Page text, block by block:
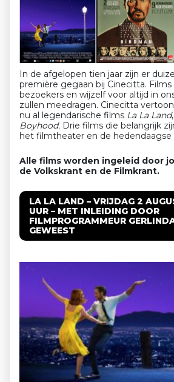
In de afgelopen tien jaar zijn er
première gegaan bij Cinecitta. Films
bezoekers en wijzelf voor altijd in
zullen meedragen. Cinecitta
nu al legendarische films La La Land,
Boyhood. Drie films die belangrijk
het filmtheater en de hedendaagse
Alle films worden ingeleid door
de Volkskrant en de Filmkrant.
LA LA LAND – VRIJDAG 2
UUR – MET INLEIDING DOOR
FILMPROGRAMMEUR
GEWEEST